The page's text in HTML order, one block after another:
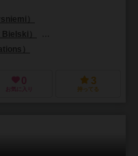
）
）
）
0
お気に入り
3
持ってる